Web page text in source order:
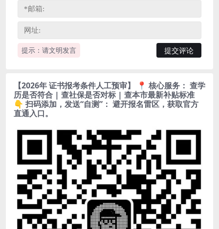
提示：请文明发言
【2026年 证书报考条件人工预审】 📍 核心服务： 查学
历是否符合 | 查社保是否对标 | 查本市最新补贴标准
👇 扫码添加，发送“自测”： 避开报名雷区，获取官方
直通入口。